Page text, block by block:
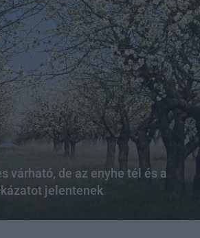
várható, de az enyhe tél és a
jelentenek